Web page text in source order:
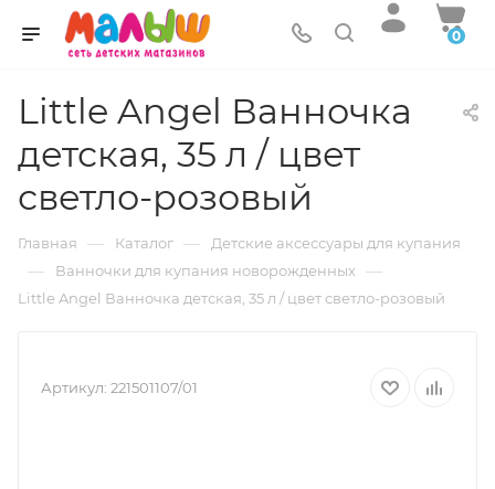
0
Little Angel Ванночка
детская, 35 л / цвет
светло-розовый
Главная — Каталог — Детские аксессуары для купания
— Ванночки для купания новорожденных —
Little Angel Ванночка детская, 35 л / цвет светло-розовый
Артикул: 221501107/01